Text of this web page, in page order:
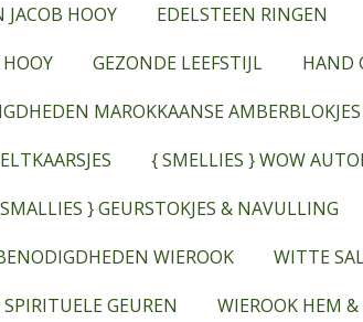
JACOB HOOY EDELSTEEN RINGEN
GEZONDE LEEFSTIJL
HAND
MAROKKAANSE AMBERBLOKJES
{ SMELLIES } WOW
} GEURSTOKJES & NAVULLING
WIEROOK
WITTE
SPIRITUELE GEUREN WIEROOK HEM